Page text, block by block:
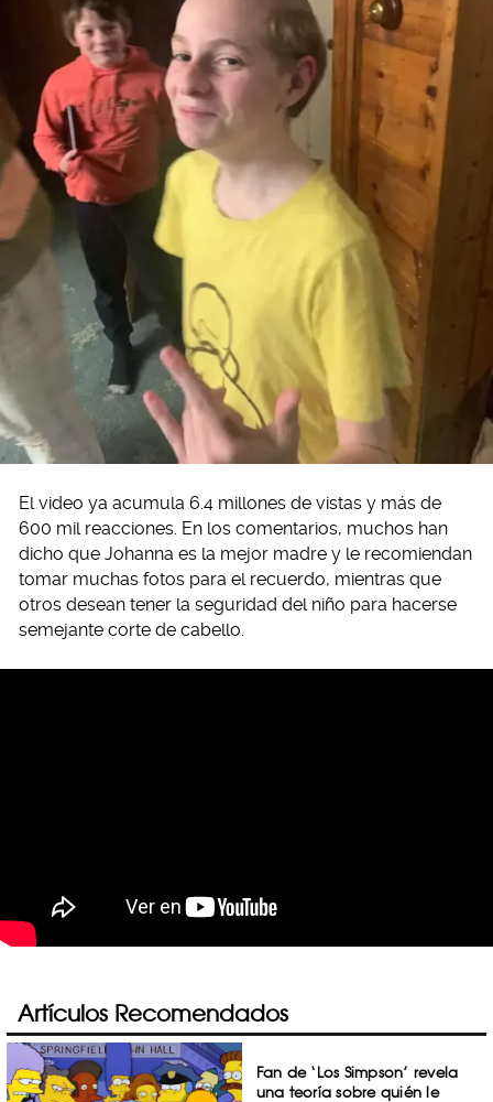
El video ya acumula 6.4 millones de vistas y más de
600 mil reacciones. En los comentarios, muchos han
dicho que Johanna es la mejor madre y le recomiendan
tomar muchas fotos para el recuerdo, mientras que
otros desean tener la seguridad del niño para hacerse
semejante corte de cabello.
Artículos Recomendados
Fan de ‘Los Simpson’ revela
una teoría sobre quién le